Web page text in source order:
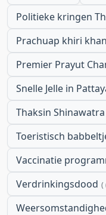
Politieke kringen
Prachuap khiri khan
Premier Prayut
Snelle Jelle in
Thaksin Shinawatra
Toeristisch
Vaccinatie
Verdrinkingsdood